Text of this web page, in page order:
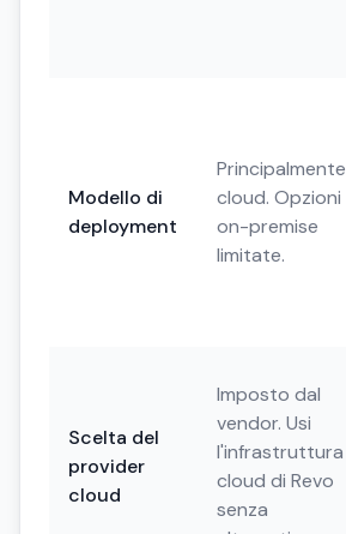
Modello di
deployment
Principalmente
cloud. Opzioni
on-premise
limitate.
Scelta del
provider
cloud
Imposto dal
vendor. Usi
l'infrastruttura
cloud di Revo
senza